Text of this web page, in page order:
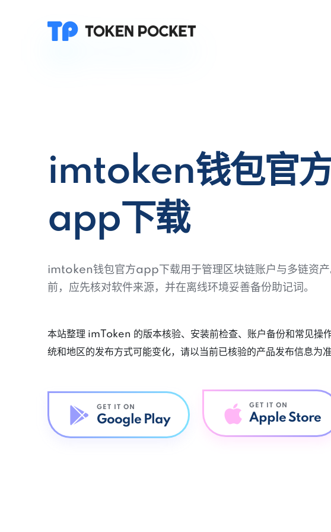
imtoken钱包官
app下载
imtoken钱包官方app下载用于管理区块链账户与多链资产
前，应先核对软件来源，并在离线环境妥善备份助记词。
本站整理 imToken 的版本核验、安装前检查、账户备份和常见操
统和地区的发布方式可能变化，请以当前已核验的产品发布信息为准
GET IT ON
Google Play
GET IT ON
Apple Store